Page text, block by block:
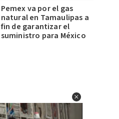
Pemex va por el gas
natural en Tamaulipas a
fin de garantizar el
suministro para México